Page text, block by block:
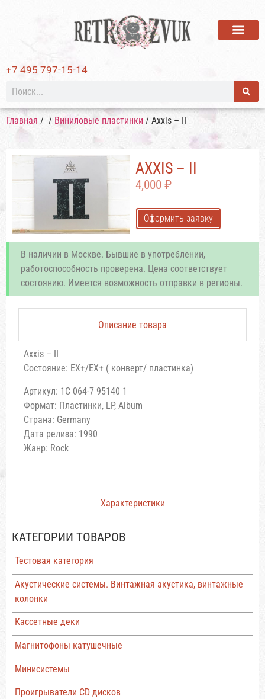
+7 495 797-15-14
Главная / / Виниловые пластинки / Axxis – II
КАТЕГОРИИ ТОВАРОВ
Тестовая категория
Акустические системы. Винтажная акустика, винтажные
колонки
Кассетные деки
Магнитофоны катушечные
Минисистемы
Проигрыватели CD дисков
AXXIS – II
4,000 ₽
Оформить заявку
В наличии в Москве. Бывшие в употреблении,
работоспособность проверена. Цена соответствует
состоянию. Имеется возможность отправки в регионы.
Описание товара
Характеристики
Axxis – II
Состояние: EX+/EX+ ( конверт/ пластинка)
Артикул: 1C 064-7 95140 1
Формат: Пластинки, LP, Album
Страна: Germany
Дата релиза: 1990
Жанр: Rock